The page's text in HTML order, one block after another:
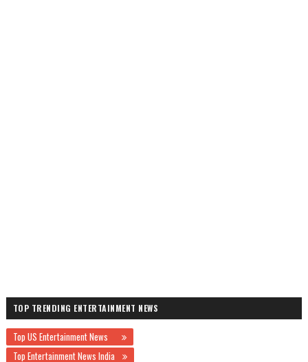
TOP TRENDING ENTERTAINMENT NEWS
Top US Entertainment News
Top Entertainment News India